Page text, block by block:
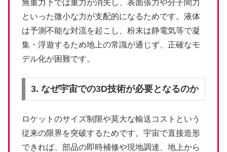
無重力下では重力が消失し、表面張力や分子間力
といった微小な力が支配的になるためです。液体
は予測不能な対流を起こし、粉末は静電気等で凝
集・浮遊するため地上の常識が通じず、正確なモ
デル化が困難です。
3. なぜ宇宙での3D技術が必要となるのか
ロケットのサイズ制限や莫大な輸送コストという
従来の限界を突破するためです。宇宙で直接造形
できれば、部品の即時補修や現地調達、地上から